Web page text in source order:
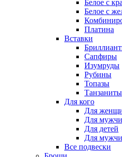
Белое с
Белое с
Платина
Вставки
Сапфиры
Изумруды
Рубины
Топазы
Танзаниты
Для кого
Для
Для
Для детей
Для
Все подвески